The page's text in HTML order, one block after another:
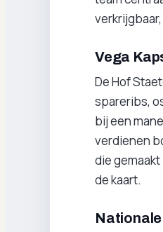
Vega
De Hof
spareribs,
bij een
verdienen
die
de kaart.